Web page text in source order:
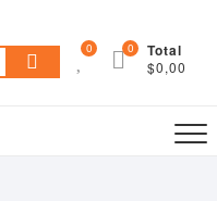
Search
for:
0 Total
$0,00
0